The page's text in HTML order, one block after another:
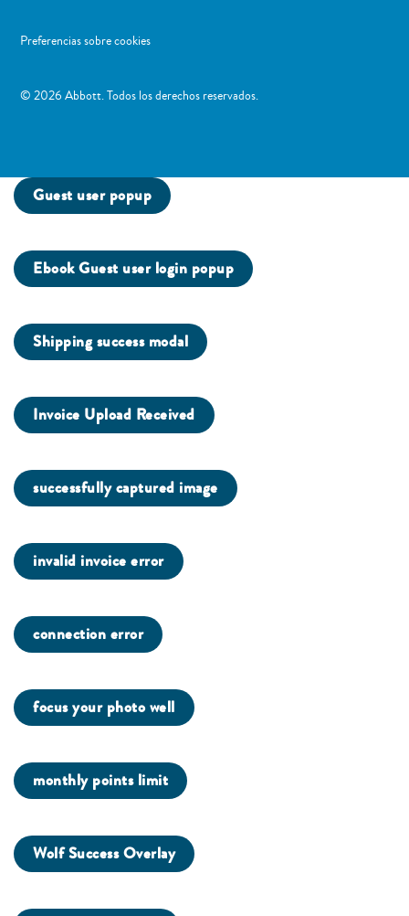
Preferencias sobre cookies
​© 2026 Abbott. Todos los derechos reservados.
Guest user popup
Ebook Guest user login popup
Shipping success modal
Invoice Upload Received
successfully captured image
invalid invoice error
connection error
focus your photo well
monthly points limit
Wolf Success Overlay